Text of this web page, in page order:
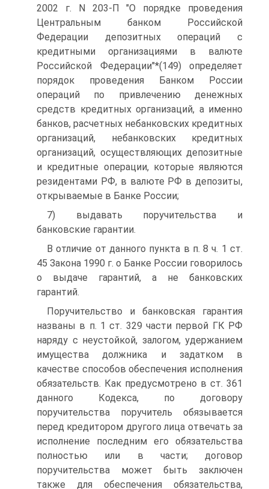
2002 г. N 203-П "О порядке проведения
Центральным банком Российской
Федерации депозитных операций с
кредитными организациями в валюте
Российской Федерации"*(149) определяет
порядок проведения Банком России
операций по привлечению денежных
средств кредитных организаций, а именно
банков, расчетных небанковских кредитных
организаций, небанковских кредитных
организаций, осуществляющих депозитные
и кредитные операции, которые являются
резидентами РФ, в валюте РФ в депозиты,
открываемые в Банке России;
7) выдавать поручительства и
банковские гарантии.
В отличие от данного пункта в п. 8 ч. 1 ст.
45 Закона 1990 г. о Банке России говорилось
о выдаче гарантий, а не банковских
гарантий.
Поручительство и банковская гарантия
названы в п. 1 ст. 329 части первой ГК РФ
наряду с неустойкой, залогом, удержанием
имущества должника и задатком в
качестве способов обеспечения исполнения
обязательств. Как предусмотрено в ст. 361
данного Кодекса, по договору
поручительства поручитель обязывается
перед кредитором другого лица отвечать за
исполнение последним его обязательства
полностью или в части; договор
поручительства может быть заключен
также для обеспечения обязательства,